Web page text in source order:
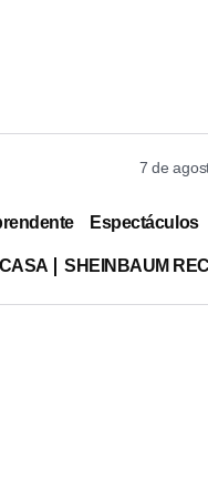
7 de
Espectáculos
SHEINBAUM